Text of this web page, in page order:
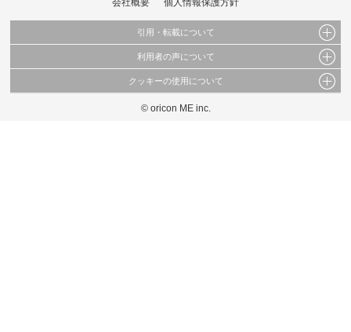
引用・転載について
当サイトで公開されている情報（文字、写真、イラスト、画像データ等）及びこれらの配
これらの情報を権利者の許可なく無断転載・複製などの二次利用を行うことは固く禁じて
利用者の声について
当サイトに掲載している内容はすべてサービスの利用者が提出された見解・感想です。
弊社の見解・ 意見ではないことをご理解いただいた上でご覧ください。
クッキーの使用について
このサイトでは Cookie を使用して、ユーザーに合わせたコンテンツや広告の表示、ソー
© oricon ME inc.